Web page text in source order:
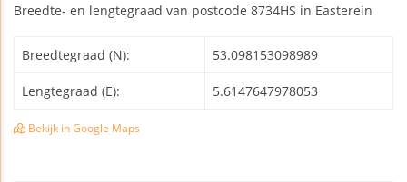
Breedte- en lengtegraad van postcode 8734HS in Easterein
Breedtegraad (N): 53.098153098989
Lengtegraad (E): 5.6147647978053
Bekijk in Google Maps